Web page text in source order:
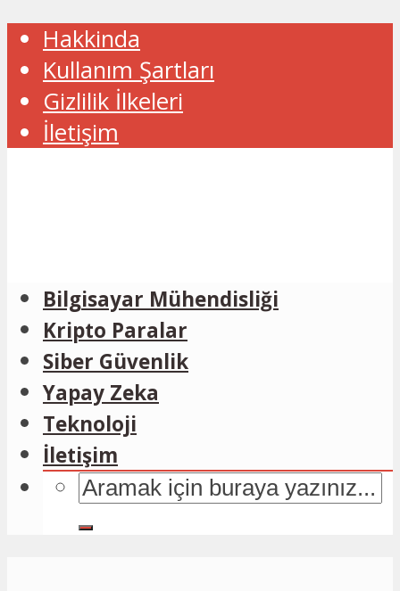
Hakkinda
Kullanım Şartları
Gizlilik İlkeleri
İletişim
Bilgisayar Mühendisliği
Kripto Paralar
Siber Güvenlik
Yapay Zeka
Teknoloji
İletişim